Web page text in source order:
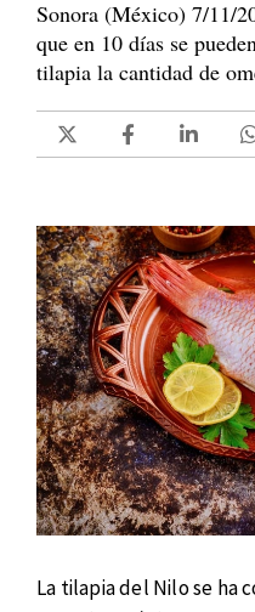
Sonora (México) 7/11/
que en 10 días se
tilapia la cantidad de
La tilapia del Nilo se ha